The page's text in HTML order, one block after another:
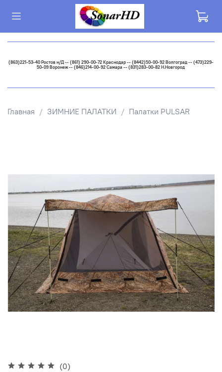
(863)221-53-40 Ростов н/Д -- (861) 290-00-72 Краснодар -- (8442)50-00-92 Волгоград -- (473)229-
50-09 Воронеж -- (846)214-00-92 Самара -- (831)283-00-82 Н.Новгород
Главная ЗИМНИЕ ПАЛАТКИ Палатки PULSAR
(0)